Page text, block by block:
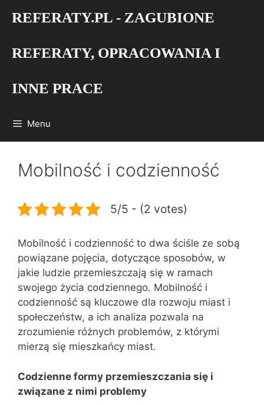
REFERATY.PL - ZAGUBIONE
REFERATY, OPRACOWANIA I
INNE PRACE
Menu
Mobilność i codzienność
5/5 - (2 votes)
Mobilność i codzienność to dwa ściśle ze sobą
powiązane pojęcia, dotyczące sposobów, w
jakie ludzie przemieszczają się w ramach
swojego życia codziennego. Mobilność i
codzienność są kluczowe dla rozwoju miast i
społeczeństw, a ich analiza pozwala na
zrozumienie różnych problemów, z którymi
mierzą się mieszkańcy miast.
Codzienne formy przemieszczania się i
związane z nimi problemy